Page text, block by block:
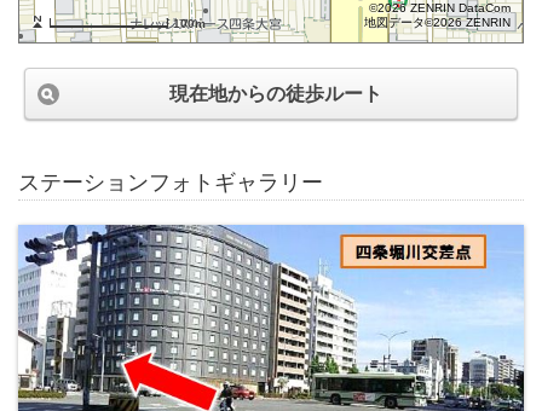
100m
©2026 ZENRIN DataCom
地図データ©2026 ZENRIN
現在地からの徒歩ルート
ステーションフォトギャラリー